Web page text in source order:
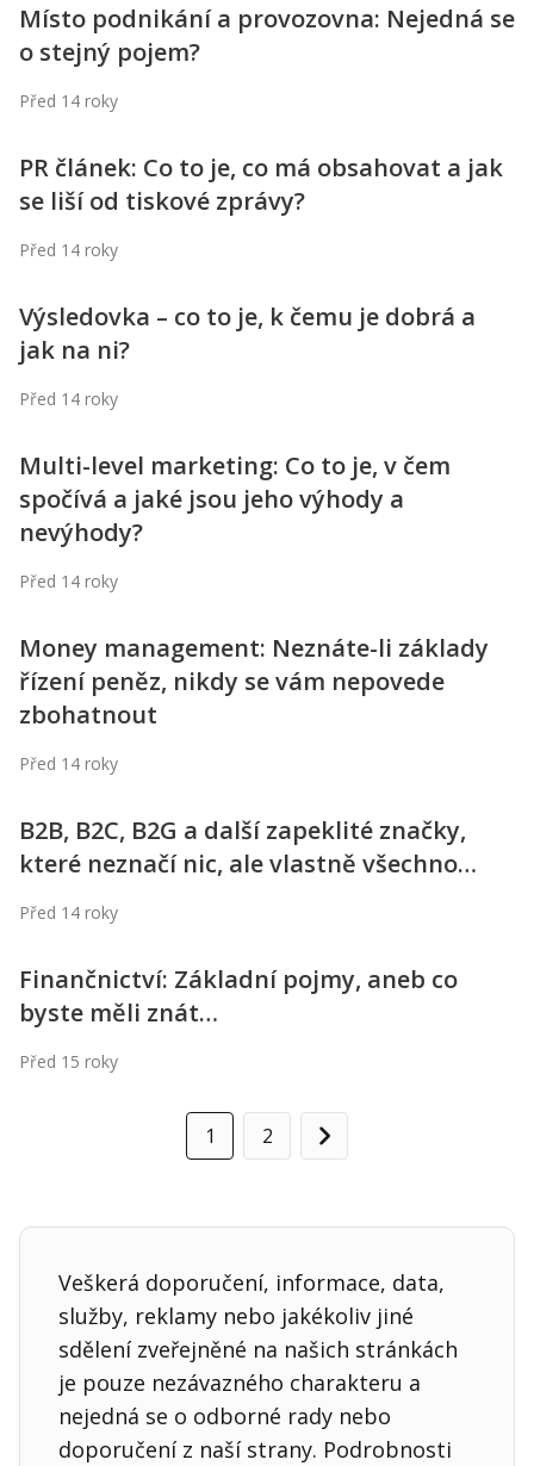
Místo podnikání a provozovna: Nejedná se
o stejný pojem?
Před 14 roky
PR článek: Co to je, co má obsahovat a jak
se liší od tiskové zprávy?
Před 14 roky
Výsledovka – co to je, k čemu je dobrá a
jak na ni?
Před 14 roky
Multi-level marketing: Co to je, v čem
spočívá a jaké jsou jeho výhody a
nevýhody?
Před 14 roky
Money management: Neznáte-li základy
řízení peněz, nikdy se vám nepovede
zbohatnout
Před 14 roky
B2B, B2C, B2G a další zapeklité značky,
které neznačí nic, ale vlastně všechno…
Před 14 roky
Finančnictví: Základní pojmy, aneb co
byste měli znát…
Před 15 roky
1 2
Další
Veškerá doporučení, informace, data,
služby, reklamy nebo jakékoliv jiné
sdělení zveřejněné na našich stránkách
je pouze nezávazného charakteru a
nejedná se o odborné rady nebo
doporučení z naší strany. Podrobnosti